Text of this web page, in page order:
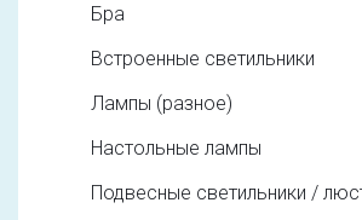
Бра
Встроенные светильники
Лампы (разное)
Настольные лампы
Подвесные светильники /